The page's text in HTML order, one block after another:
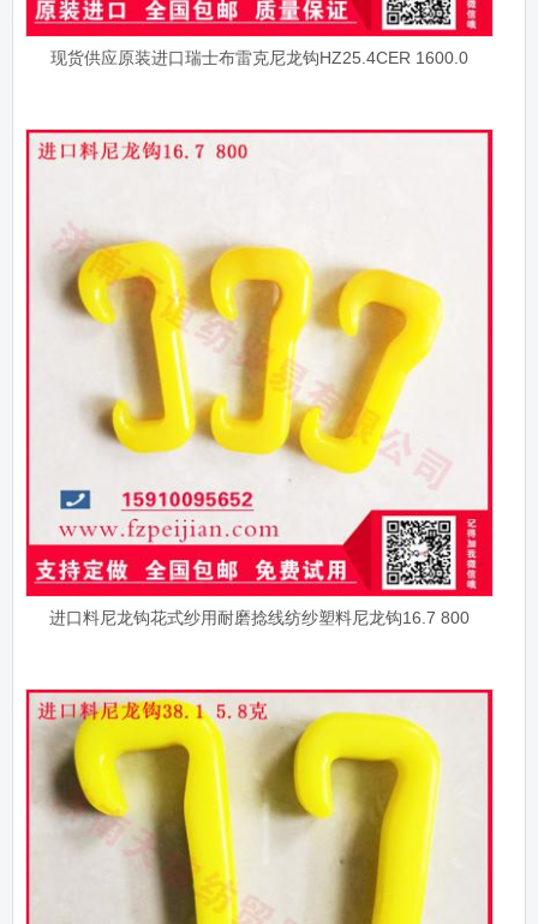
现货供应原装进口瑞士布雷克尼龙钩HZ25.4CER 1600.0
进口料尼龙钩花式纱用耐磨捻线纺纱塑料尼龙钩16.7 800